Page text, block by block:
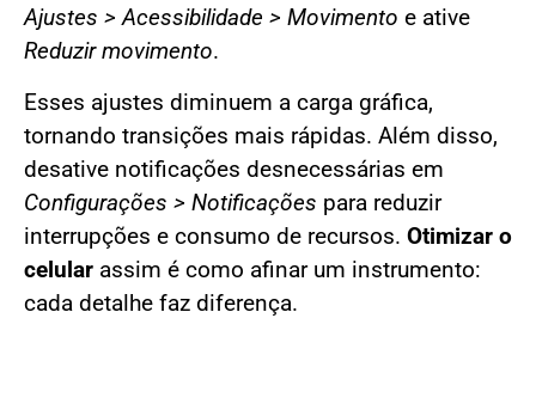
Ajustes > Acessibilidade > Movimento e ative
Reduzir movimento.
Esses ajustes diminuem a carga gráfica,
tornando transições mais rápidas. Além disso,
desative notificações desnecessárias em
Configurações > Notificações para reduzir
interrupções e consumo de recursos. Otimizar o
celular assim é como afinar um instrumento:
cada detalhe faz diferença.